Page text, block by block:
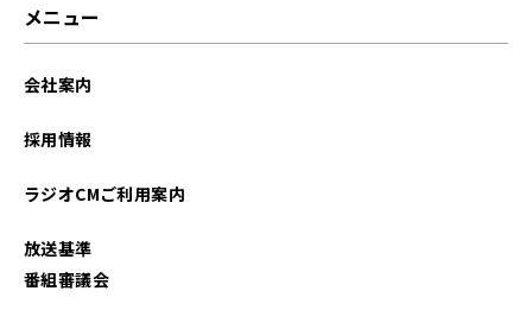
メニュー
会社案内
採用情報
ラジオCMご利用案内
放送基準
番組審議会